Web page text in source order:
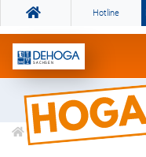
Hotline
Informationen